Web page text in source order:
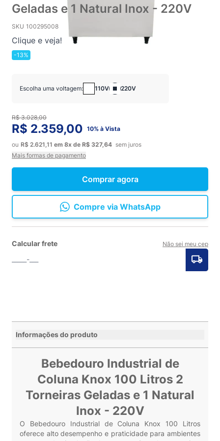
Geladas e 1 Natural Inox - 220V
SKU 100295008
Clique e veja!
-13%
Comprar agora
Escolha uma voltagem: 110V 220V
R$ 2.359,00 10% à Vista
ou R$ 2.621,11 em 8x de R$ 327,64 sem juros
Mais formas de pagamento
Compre via WhatsApp
R$ 3.028,00
Calcular frete Não sei meu cep
Informações do produto
Bebedouro Industrial de
Coluna Knox 100 Litros 2
Torneiras Geladas e 1 Natural
Inox - 220V
O Bebedouro Industrial de Coluna Knox 100 Litros
oferece alto desempenho e praticidade para ambientes